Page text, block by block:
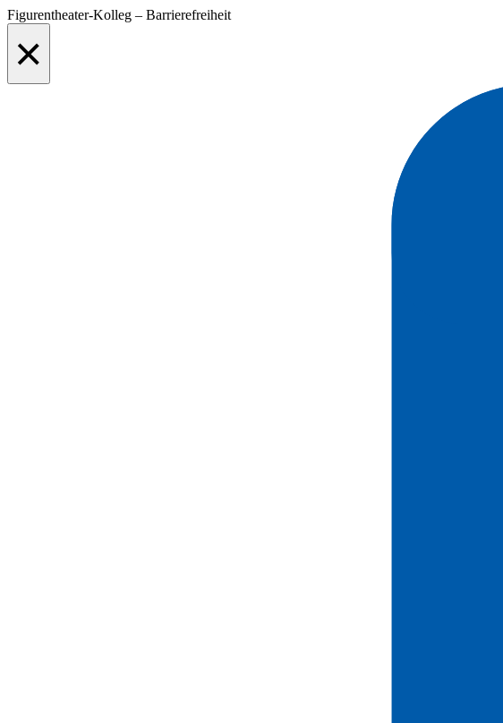
Figurentheater-Kolleg – Barrierefreiheit
×